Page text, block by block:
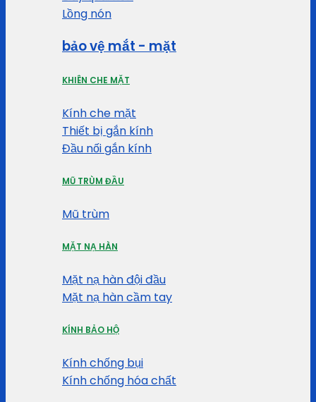
Lồng nón
bảo vệ mắt - mặt
KHIÊN CHE MẶT
Kính che mặt
Thiết bị gắn kính
Đầu nối gắn kính
MŨ TRÙM ĐẦU
Mũ trùm
MẶT NẠ HÀN
Mặt nạ hàn đội đầu
Mặt nạ hàn cầm tay
KÍNH BẢO HỘ
Kính chống bụi
Kính chống hóa chất